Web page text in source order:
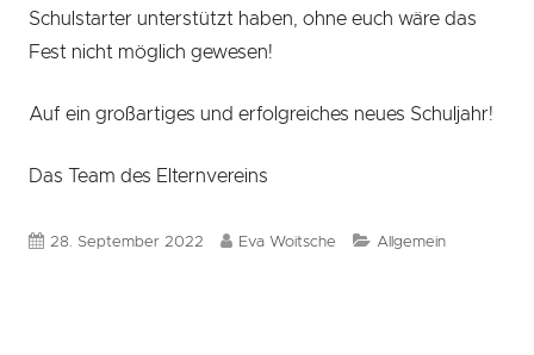
Schulstarter unterstützt haben, ohne euch wäre das
Fest nicht möglich gewesen!
Auf ein großartiges und erfolgreiches neues Schuljahr!
Das Team des Elternvereins
Veröffentlicht
28. September 2022 Autor
Eva Woitsche Kategorien
Allgemein